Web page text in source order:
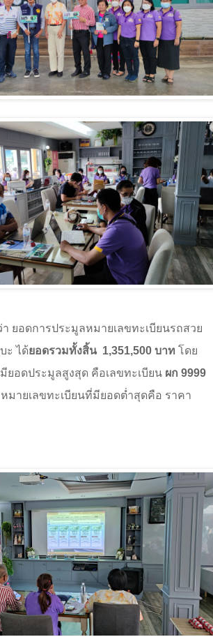
ยอดการประมูลหมายเลขทะเบียนรถสวย
ะ ได้ยอดรวมทั้งสิ้น 1,351,500 บาท โดย
ยอดประมูลสูงสุด คือเลขทะเบียน ผก 9999
หมายเลขทะเบียนที่มียอดต่ำสุดคือ ราคา